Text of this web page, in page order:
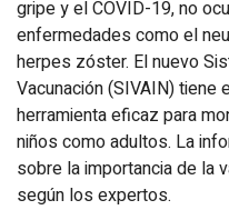
gripe y el COVID-19, no
enfermedades como el
herpes zóster. El nuevo
Vacunación (SIVAIN) tiene
herramienta eficaz para
niños como adultos. La
sobre la importancia de la
según los expertos.